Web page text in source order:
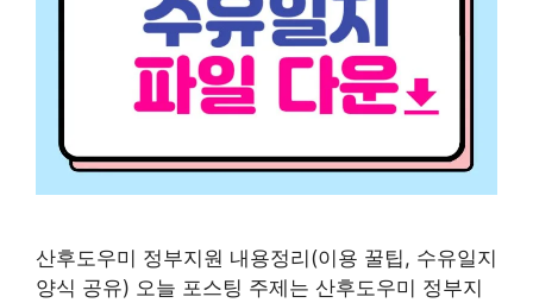
산후도우미 정부지원 내용정리(이용 꿀팁, 수유일지
양식 공유) 오늘 포스팅 주제는 산후도우미 정부지